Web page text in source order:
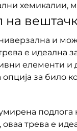
хемикалии,
и
е
елементи
за било
оваа трева е